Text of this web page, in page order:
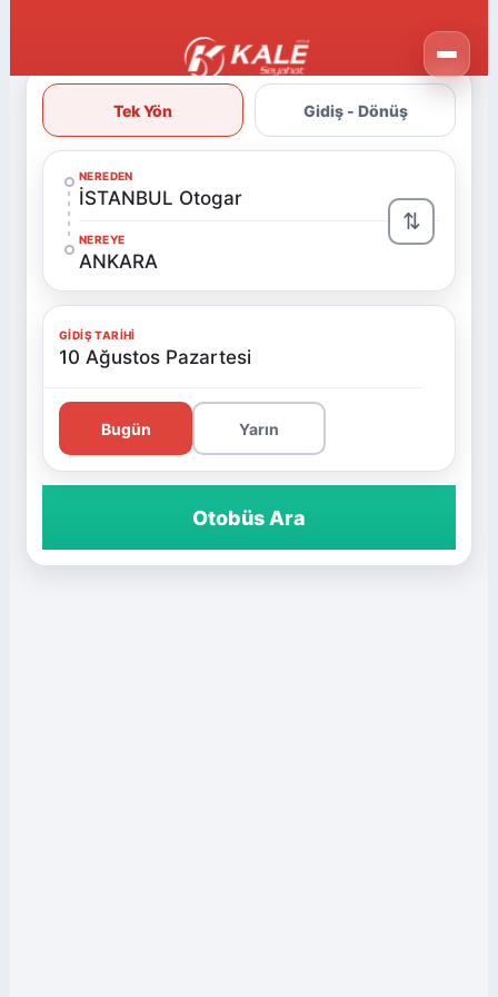
Tek Yön Gidiş - Dönüş
NEREDEN
İSTANBUL Otogar
NEREYE
ANKARA
⇅
GIDIŞ TARIHI
10 Ağustos Pazartesi
Bugün Yarın
Otobüs Ara